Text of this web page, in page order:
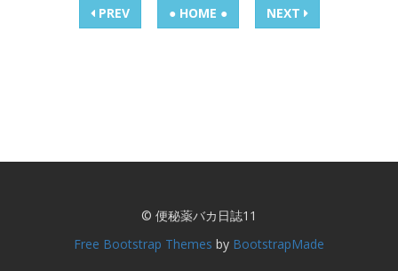
PREV ● HOME ● NEXT
© 便秘薬バカ日誌11
Free Bootstrap Themes by BootstrapMade